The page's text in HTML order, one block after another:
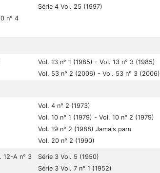
n° 4
Série 4 Vol. 25 (1997)
Vol. 13 n° 1 (1985) - Vol. 13 n° 3 (1985)
Vol. 53 n° 2 (2006) - Vol. 53 n° 3 (2006)
Vol. 4 n° 2 (1973)
Vol. 10 n° 1 (1979) - Vol. 10 n° 2 (1979)
Vol. 19 n° 2 (1988) Jamais paru
Vol. 20 n° 2 (1990)
12-A n° 3
Série 3 Vol. 5 (1950)
Série 3 Vol. 7 n° 1 (1952)